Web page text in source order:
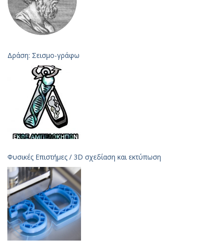
Δράση: Σεισμο-γράφω
Φυσικές Επιστήμες / 3D σχεδίαση και εκτύπωση